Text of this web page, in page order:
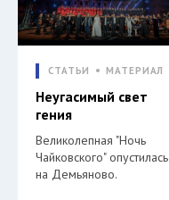
СТАТЬИ МАТЕРИАЛ
Неугасимый свет
гения
Великолепная "Ночь
Чайковского" опустилась
на Демьяново.